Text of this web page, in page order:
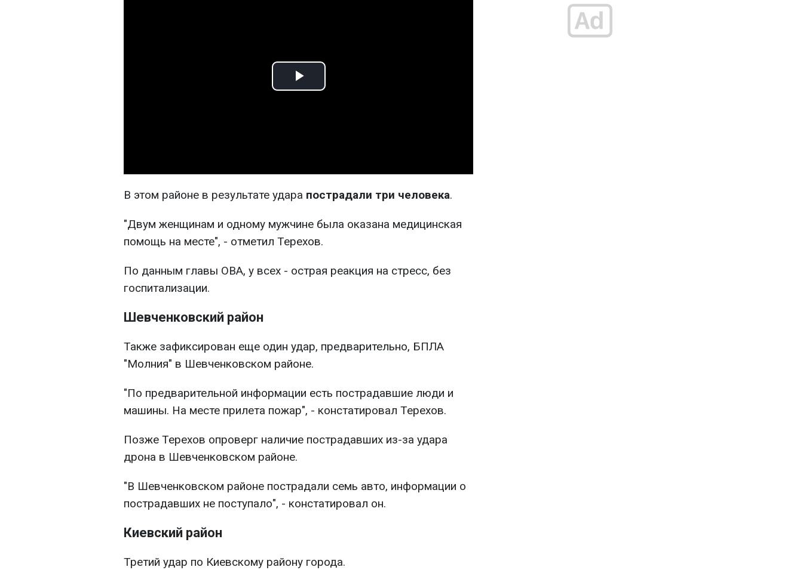
Play
В этом районе в результате удара пострадали три человека.
"Двум женщинам и одному мужчине была оказана медицинская
помощь на месте", - отметил Терехов.
По данным главы ОВА, у всех - острая реакция на стресс, без
госпитализации.
Шевченковский район
Также зафиксирован еще один удар, предварительно, БПЛА
"Молния" в Шевченковском районе.
"По предварительной информации есть пострадавшие люди и
машины. На месте прилета пожар", - констатировал Терехов.
Позже Терехов опроверг наличие пострадавших из-за удара
дрона в Шевченковском районе.
"В Шевченковском районе пострадали семь авто, информации о
пострадавших не поступало", - констатировал он.
Киевский район
Третий удар по Киевскому району города.